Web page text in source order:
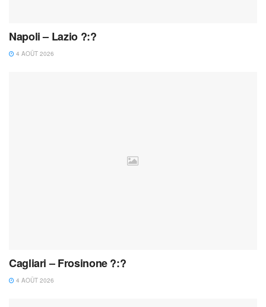
Napoli – Lazio ?:?
4 AOÛT 2026
Cagliari – Frosinone ?:?
4 AOÛT 2026